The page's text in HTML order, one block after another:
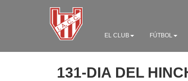
EL CLUB FÚTBOL
131-DIA DEL